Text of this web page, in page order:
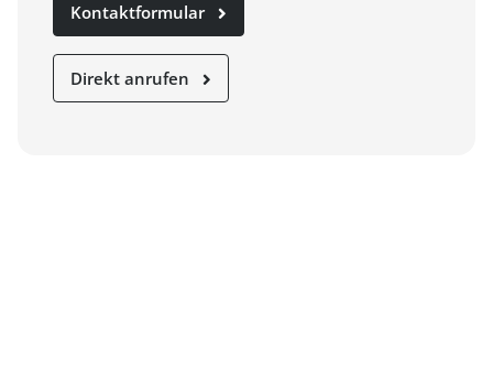
Kontaktformular
Direkt anrufen